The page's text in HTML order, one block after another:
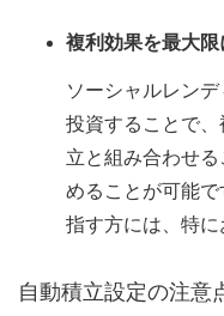
複利効果を最大限
ソーシャルレン
投資することで
立と組み合わせ
めることが可能
指す方には、特に
自動積立設定の注意